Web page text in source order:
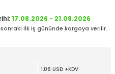
17.08.2026 - 21.08.2026
ilk iş gününde kargoya verilir.
1,06 USD +KDV